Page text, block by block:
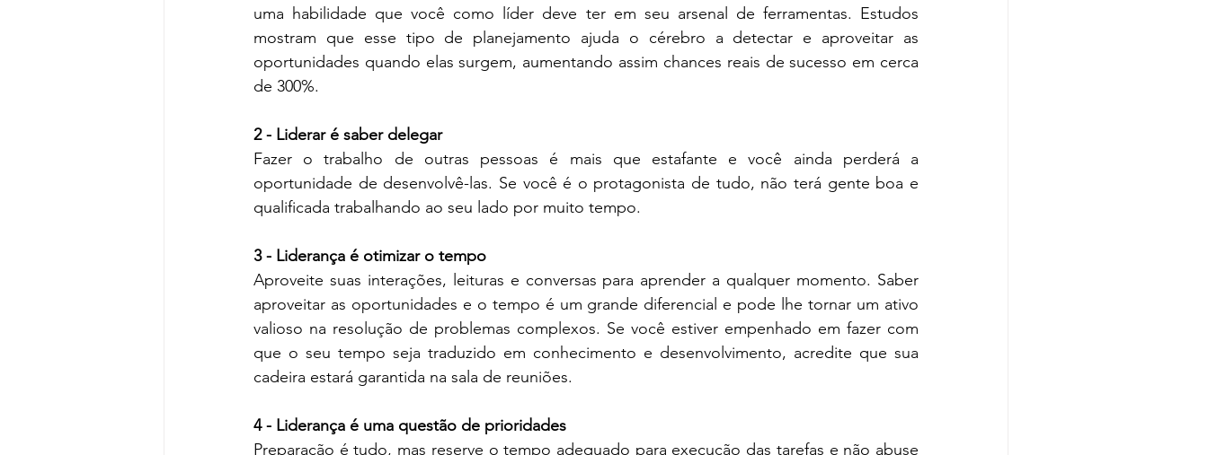
uma habilidade que você como líder deve ter em seu arsenal de ferramentas. Estudos
mostram que esse tipo de planejamento ajuda o cérebro a detectar e aproveitar as
oportunidades quando elas surgem, aumentando assim chances reais de sucesso em cerca
de 300%.
2 - Liderar é saber delegar
Fazer o trabalho de outras pessoas é mais que estafante e você ainda perderá a
oportunidade de desenvolvê-las. Se você é o protagonista de tudo, não terá gente boa e
qualificada trabalhando ao seu lado por muito tempo.
3 - Liderança é otimizar o tempo
Aproveite suas interações, leituras e conversas para aprender a qualquer momento. Saber
aproveitar as oportunidades e o tempo é um grande diferencial e pode lhe tornar um ativo
valioso na resolução de problemas complexos. Se você estiver empenhado em fazer com
que o seu tempo seja traduzido em conhecimento e desenvolvimento, acredite que sua
cadeira estará garantida na sala de reuniões.
4 - Liderança é uma questão de prioridades
Preparação é tudo, mas reserve o tempo adequado para execução das tarefas e não abuse